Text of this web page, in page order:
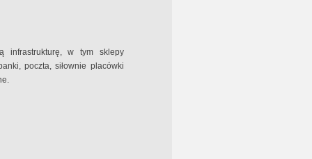
infrastrukturę, w tym sklepy
poczta, siłownie placówki